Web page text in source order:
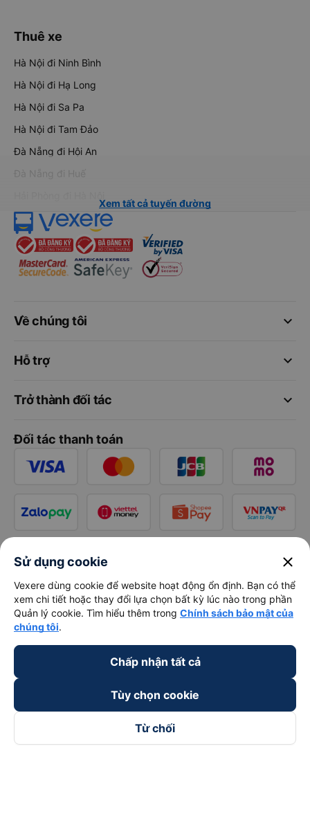
Thuê xe
Hà Nội đi Ninh Bình
Hà Nội đi Hạ Long
Hà Nội đi Sa Pa
Hà Nội đi Tam Đảo
Đà Nẵng đi Hội An
Đà Nẵng đi Huế
Xem tất cả tuyến đường
keyboard_arrow_down
Về chúng tôi
keyboard_arrow_down
Hỗ trợ
keyboard_arrow_down
Trở thành đối tác
Đối tác thanh toán
Sử dụng cookie close
Vexere dùng cookie để website hoạt động ổn định. Bạn có thể
xem chi tiết hoặc thay đổi lựa chọn bất kỳ lúc nào trong phần
Quản lý cookie. Tìm hiểu thêm trong Chính sách bảo mật của
chúng tôi.
Chấp nhận tất cả
Tùy chọn cookie
Từ chối